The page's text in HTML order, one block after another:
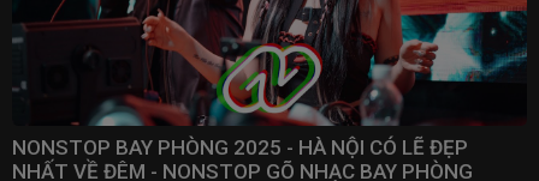
NONSTOP BAY PHÒNG 2025 - HÀ NỘI CÓ LẼ ĐẸP
NHẤT VỀ ĐÊM - NONSTOP GÕ NHẠC BAY PHÒNG